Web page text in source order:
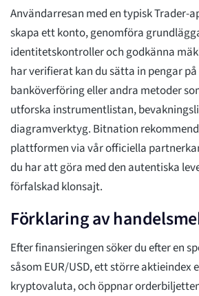
Användarresan med en typisk Trader-
skapa ett konto, genomföra
identitetskontroller och godkänna
har verifierat kan du sätta in pengar
banköverföring eller andra metoder
utforska instrumentlistan,
diagramverktyg. Bitnation
plattformen via vår officiella
du har att göra med den autentiska
förfalskad klonsajt.
Förklaring av
Efter finansieringen söker du efter en
såsom EUR/USD, ett större aktieindex
kryptovaluta, och öppnar